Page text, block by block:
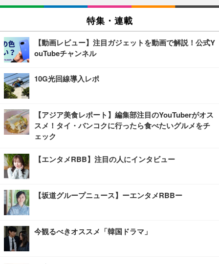
特集・連載
【動画レビュー】注目ガジェットを動画で解説！公式Y
ouTubeチャンネル
10G光回線導入レポ
【アジア美食レポート】編集部注目のYouTuberがオス
スメ！タイ・バンコクに行ったら食べたいグルメをチ
ェック
【エンタメRBB】注目の人にインタビュー
【坂道グループニュース】ーエンタメRBBー
今観るべきオススメ「韓国ドラマ」